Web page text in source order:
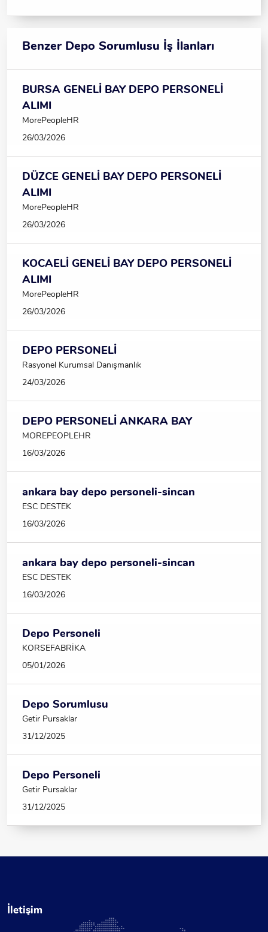
Benzer Depo Sorumlusu İş İlanları
BURSA GENELİ BAY DEPO PERSONELİ
ALIMI
MorePeopleHR
26/03/2026
DÜZCE GENELİ BAY DEPO PERSONELİ
ALIMI
MorePeopleHR
26/03/2026
KOCAELİ GENELİ BAY DEPO PERSONELİ
ALIMI
MorePeopleHR
26/03/2026
DEPO PERSONELİ
Rasyonel Kurumsal Danışmanlık
24/03/2026
DEPO PERSONELİ ANKARA BAY
MOREPEOPLEHR
16/03/2026
ankara bay depo personeli-sincan
ESC DESTEK
16/03/2026
ankara bay depo personeli-sincan
ESC DESTEK
16/03/2026
Depo Personeli
KORSEFABRİKA
05/01/2026
Depo Sorumlusu
Getir Pursaklar
31/12/2025
Depo Personeli
Getir Pursaklar
31/12/2025
İletişim